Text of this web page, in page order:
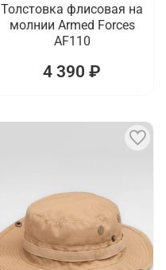
Толстовка флисовая на
молнии Armed Forces
AF110
4 390 ₽